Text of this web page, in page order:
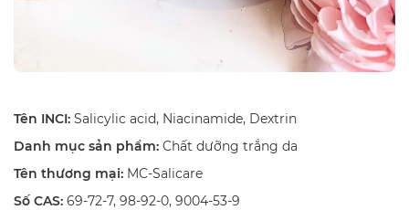
Tên INCI: Salicylic acid, Niacinamide, Dextrin
Danh mục sản phẩm: Chất dưỡng trắng da
Tên thương mại: MC-Salicare
Số CAS: 69-72-7, 98-92-0, 9004-53-9